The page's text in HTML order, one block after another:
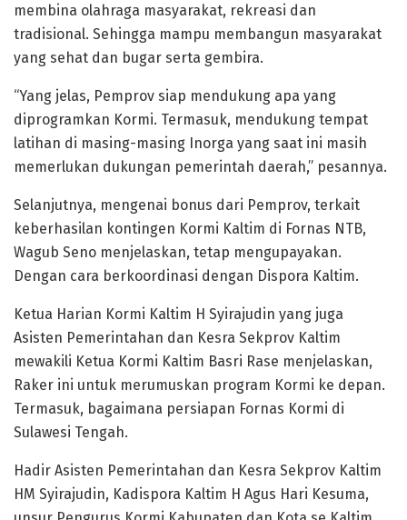
membina olahraga masyarakat, rekreasi dan
tradisional. Sehingga mampu membangun masyarakat
yang sehat dan bugar serta gembira.
“Yang jelas, Pemprov siap mendukung apa yang
diprogramkan Kormi. Termasuk, mendukung tempat
latihan di masing-masing Inorga yang saat ini masih
memerlukan dukungan pemerintah daerah,” pesannya.
Selanjutnya, mengenai bonus dari Pemprov, terkait
keberhasilan kontingen Kormi Kaltim di Fornas NTB,
Wagub Seno menjelaskan, tetap mengupayakan.
Dengan cara berkoordinasi dengan Dispora Kaltim.
Ketua Harian Kormi Kaltim H Syirajudin yang juga
Asisten Pemerintahan dan Kesra Sekprov Kaltim
mewakili Ketua Kormi Kaltim Basri Rase menjelaskan,
Raker ini untuk merumuskan program Kormi ke depan.
Termasuk, bagaimana persiapan Fornas Kormi di
Sulawesi Tengah.
Hadir Asisten Pemerintahan dan Kesra Sekprov Kaltim
HM Syirajudin, Kadispora Kaltim H Agus Hari Kesuma,